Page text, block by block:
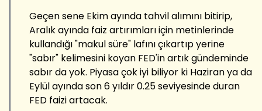
Geçen sene Ekim ayında tahvil alımını bitirip,
Aralık ayında faiz artırımları için metinlerinde
kullandığı "makul süre" lafını çıkartıp yerine
"sabır" kelimesini koyan FED'in artık gündeminde
sabır da yok. Piyasa çok iyi biliyor ki Haziran ya da
Eylül ayında son 6 yıldır 0.25 seviyesinde duran
FED faizi artacak.